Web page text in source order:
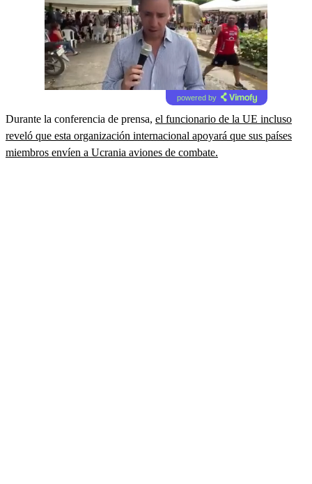
powered by
Durante la conferencia de prensa, el funcionario de la UE incluso
reveló que esta organización internacional apoyará que sus países
miembros envíen a Ucrania aviones de combate.